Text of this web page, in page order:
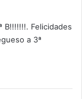
B!!!!!!!. Felicidades
a 3ª